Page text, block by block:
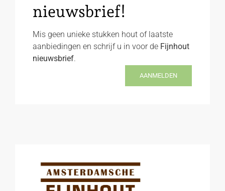
nieuwsbrief!
Mis geen unieke stukken hout of laatste
aanbiedingen en schrijf u in voor de Fijnhout
nieuwsbrief.
AANMELDEN